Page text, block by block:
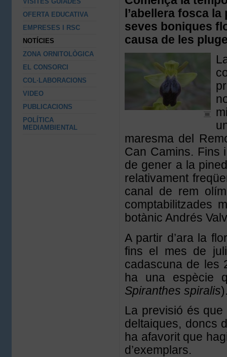
OFERTA EDUCATIVA
EMPRESES I RSC
NOTÍCIES
ZONA ORNITOLÒGICA
EL CONSORCI
COL·LABORACIONS
VIDEO
PUBLICACIONS
POLÍTICA
MEDIAMBIENTAL
l’abellera fosca
seves boniques
causa de les
maresma del
Can Camins. Fins
de gener a la
relativament
canal de rem
comptabilitzades
botànic Andrés
A partir d’ara la
fins el mes de
cadascuna de les
ha una espècie
Spiranthes spiralis
La previsió és
deltaiques, doncs
ha afavorit que
d’exemplars.